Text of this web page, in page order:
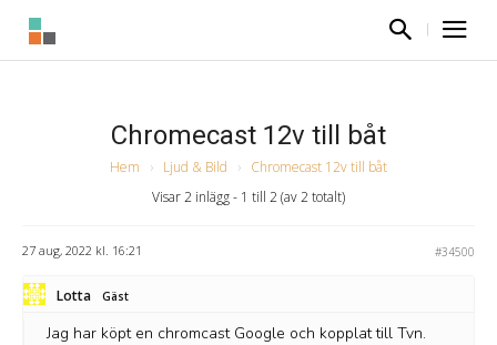
Chromecast 12v till båt
Hem › Ljud & Bild › Chromecast 12v till båt
Visar 2 inlägg - 1 till 2 (av 2 totalt)
27 aug, 2022 kl. 16:21 #34500
Lotta Gäst
Jag har köpt en chromcast Google och kopplat till Tvn.